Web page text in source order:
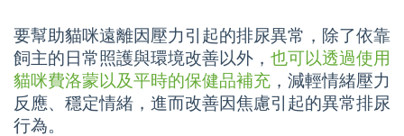
要幫助貓咪遠離因壓力引起的排尿異常，除了依靠
飼主的日常照護與環境改善以外， 也可以透過使用
貓咪費洛蒙以及平時的保健品補充 ，減輕情緒壓力
反應、穩定情緒，進而改善因焦慮引起的異常排尿
行為。